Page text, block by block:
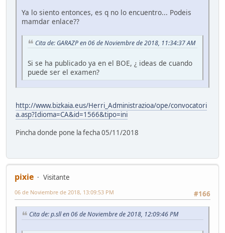
Ya lo siento entonces, es q no lo encuentro... Podeis
mamdar enlace??
Cita de: GARAZP en 06 de Noviembre de 2018, 11:34:37 AM
Si se ha publicado ya en el BOE, ¿ ideas de cuando
puede ser el examen?
http://www.bizkaia.eus/Herri_Administrazioa/ope/convocatori
a.asp?Idioma=CA&id=1566&tipo=ini
Pincha donde pone la fecha 05/11/2018
pixie
Visitante
#166
06 de Noviembre de 2018, 13:09:53 PM
Cita de: p.sll en 06 de Noviembre de 2018, 12:09:46 PM